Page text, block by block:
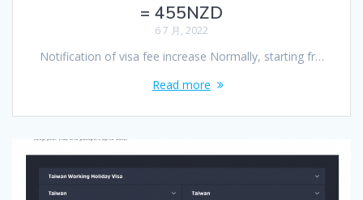
= 455NZD
6 7 月, 2022
Notification of visa fee increase Normally, starting fr…
Read more